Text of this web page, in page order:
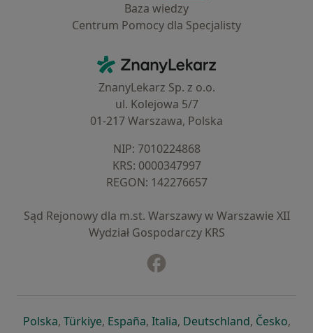
Baza wiedzy
Centrum Pomocy dla Specjalisty
ZnanyLekarz - Strona główna
ZnanyLekarz Sp. z o.o.
ul. Kolejowa 5/7
01-217 Warszawa, Polska
NIP: ⁠7010224868
KRS: ⁠0000347997
REGON: ⁠142276657
Sąd Rejonowy dla m.st. Warszawy w Warszawie XII
Wydział Gospodarczy KRS
Polskaotwiera się w nowej karcie
, Türkiyeotwiera się w nowej karcie
, Españaotwiera się w nowej karcie
, Italiaotwiera się w nowej
, Deutschlandotwiera się
, Česko,